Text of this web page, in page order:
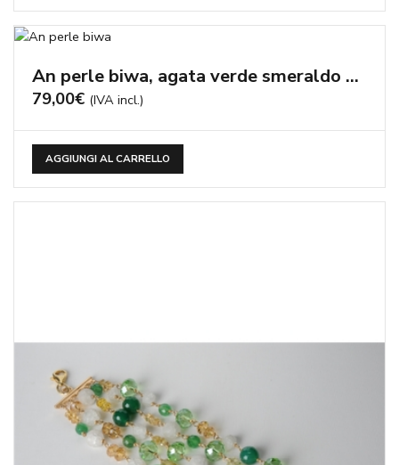
An perle biwa, agata verde smeraldo – cod:AN251
79,00€ (IVA incl.)
AGGIUNGI AL CARRELLO